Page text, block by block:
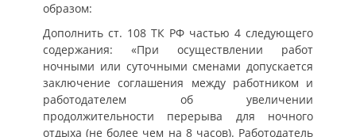
образом:
Дополнить ст. 108 ТК РФ частью 4 следующего
содержания: «При осуществлении работ
ночными или суточными сменами допускается
заключение соглашения между работником и
работодателем об увеличении
продолжительности перерыва для ночного
отдыха (не более чем на 8 часов). Работодатель